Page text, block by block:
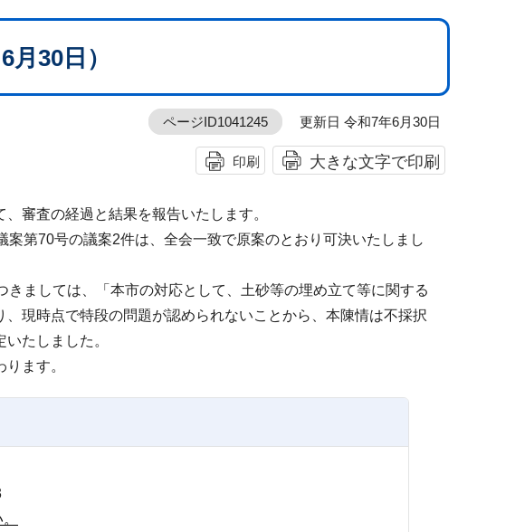
30日）
ページID1041245 更新日 令和7年6月30日
印刷 大きな文字で印刷
審査の経過と結果を報告いたします。
第70号の議案2件は、全会一致で原案のとおり可決いたしまし
ましては、「本市の対応として、土砂等の埋め立て等に関する
現時点で特段の問題が認められないことから、本陳情は不採択
たしました。
ます。